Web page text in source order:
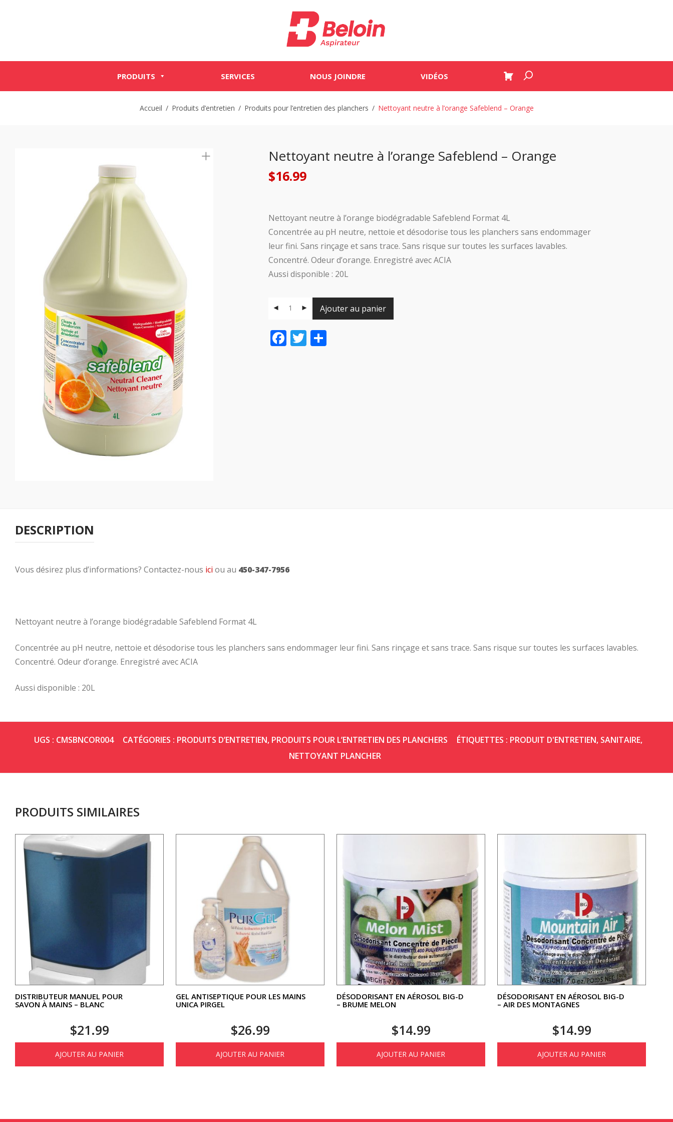
PRODUITS SERVICES NOUS JOINDRE VIDÉOS
Accueil / Produits d’entretien / Produits pour l’entretien des planchers / Nettoyant neutre à l’orange Safeblend – Orange
Nettoyant neutre à l’orange Safeblend – Orange
$16.99
Nettoyant neutre à l’orange biodégradable Safeblend Format 4L
Concentrée au pH neutre, nettoie et désodorise tous les planchers sans endommager
leur fini. Sans rinçage et sans trace. Sans risque sur toutes les surfaces lavables.
Concentré. Odeur d’orange. Enregistré avec ACIA
Aussi disponible : 20L
Ajouter au panier
Facebook
Twitter
Share
DESCRIPTION
Vous désirez plus d’informations? Contactez-nous ici ou au 450-347-7956
Nettoyant neutre à l’orange biodégradable Safeblend Format 4L
Concentrée au pH neutre, nettoie et désodorise tous les planchers sans endommager leur fini. Sans rinçage et sans trace. Sans risque sur toutes les surfaces lavables.
Concentré. Odeur d’orange. Enregistré avec ACIA
Aussi disponible : 20L
UGS : CMSBNCOR004 CATÉGORIES : PRODUITS D’ENTRETIEN, PRODUITS POUR L’ENTRETIEN DES PLANCHERS ÉTIQUETTES : PRODUIT D'ENTRETIEN, SANITAIRE,
NETTOYANT PLANCHER
PRODUITS SIMILAIRES
DISTRIBUTEUR MANUEL POUR
SAVON À MAINS – BLANC
$21.99
AJOUTER AU PANIER
GEL ANTISEPTIQUE POUR LES MAINS
UNICA PIRGEL
$26.99
AJOUTER AU PANIER
DÉSODORISANT EN AÉROSOL BIG-D
– BRUME MELON
$14.99
AJOUTER AU PANIER
DÉSODORISANT EN AÉROSOL BIG-D
– AIR DES MONTAGNES
$14.99
AJOUTER AU PANIER